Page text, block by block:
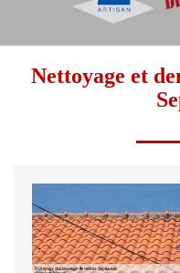
Nettoyage et